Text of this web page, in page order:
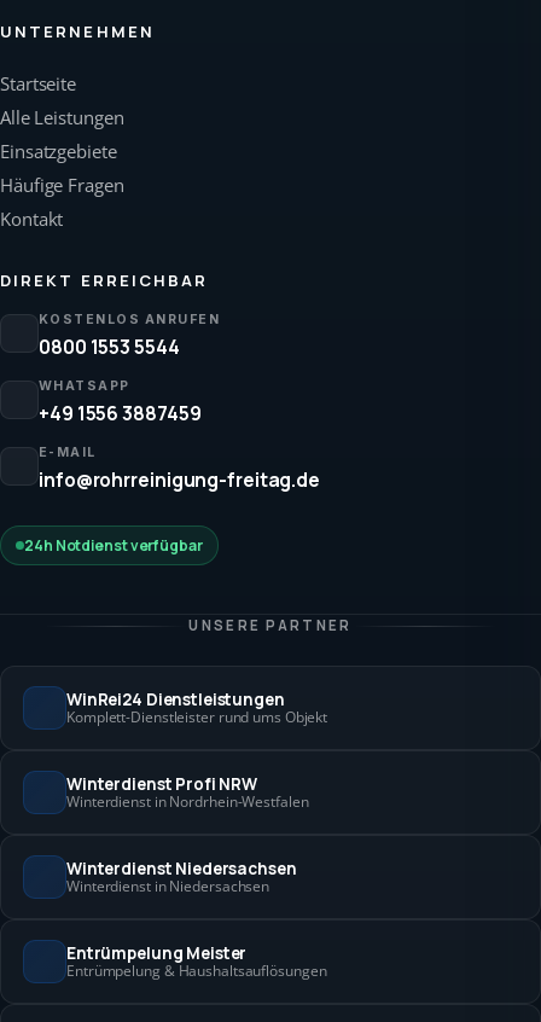
UNTERNEHMEN
Startseite
Alle Leistungen
Einsatzgebiete
Häufige Fragen
Kontakt
DIREKT ERREICHBAR
KOSTENLOS ANRUFEN
0800 1553 5544
WHATSAPP
+49 1556 3887459
E-MAIL
info@rohrreinigung-freitag.de
24h Notdienst verfügbar
UNSERE PARTNER
WinRei24 Dienstleistungen
Komplett-Dienstleister rund ums Objekt
Winterdienst Profi NRW
Winterdienst in Nordrhein-Westfalen
Winterdienst Niedersachsen
Winterdienst in Niedersachsen
Entrümpelung Meister
Entrümpelung & Haushaltsauflösungen